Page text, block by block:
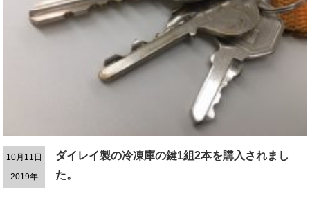
10月11日
2019年
ダイレイ製の冷凍庫の鍵1組2本を購入されまし
た。